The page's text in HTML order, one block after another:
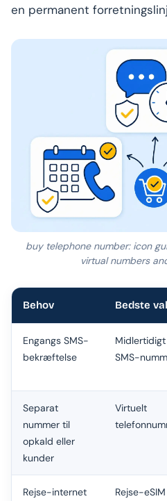
en permanent
buy telephone number: icon
virtual numbers
Behov Bedste
Engangs SMS-
bekræftelse
Midlertidigt
SMS-
Separat
nummer til
opkald eller
kunder
Virtuelt
Rejse-internet
Rejse-eSIM